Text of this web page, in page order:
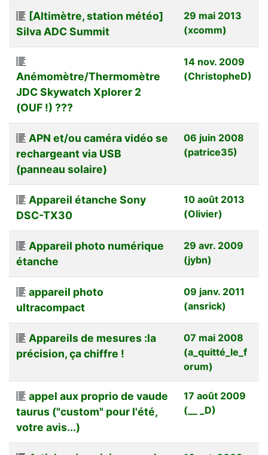
[Altimètre, station météo]
Silva ADC Summit
29 mai 2013
(xcomm)
Anémomètre/Thermomètre
JDC Skywatch Xplorer 2
(OUF !) ???
14 nov. 2009
(ChristopheD)
APN et/ou caméra vidéo se
rechargeant via USB
(panneau solaire)
06 juin 2008
(patrice35)
Appareil étanche Sony
DSC-TX30
10 août 2013
(Olivier)
Appareil photo numérique
étanche
29 avr. 2009
(jybn)
appareil photo
ultracompact
09 janv. 2011
(ansrick)
Appareils de mesures :la
précision, ça chiffre !
07 mai 2008
(a_quitté_le_f
orum)
appel aux proprio de vaude
taurus ("custom" pour l'été,
votre avis...)
17 août 2009
(__ _D)